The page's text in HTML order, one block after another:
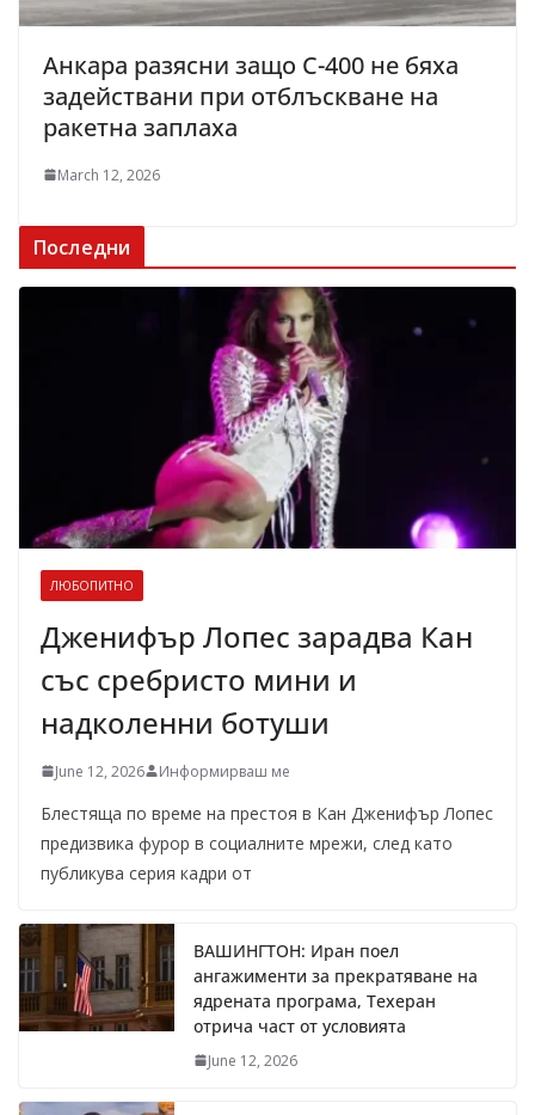
Анкара разясни защо С-400 не бяха
задействани при отблъскване на
ракетна заплаха
March 12, 2026
Последни
ЛЮБОПИТНО
Дженифър Лопес зарадва Кан
със сребристо мини и
надколенни ботуши
June 12, 2026 Информирваш ме
Блестяща по време на престоя в Кан Дженифър Лопес
предизвика фурор в социалните мрежи, след като
публикува серия кадри от
ВАШИНГТОН: Иран поел
ангажименти за прекратяване на
ядрената програма, Техеран
отрича част от условията
June 12, 2026